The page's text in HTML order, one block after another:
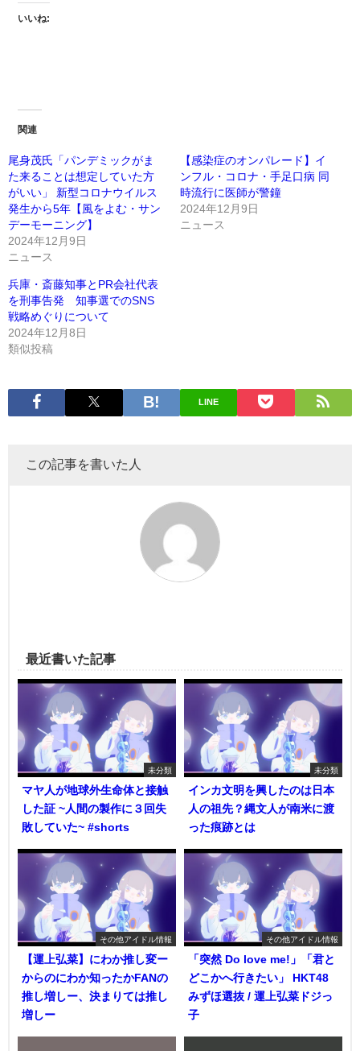
いいね:
関連
尾身茂氏「パンデミックがま
た来ることは想定していた方
がいい」 新型コロナウイルス
発生から5年【風をよむ・サン
デーモーニング】
2024年12月9日
ニュース
【感染症のオンパレード】イ
ンフル・コロナ・手足口病 同
時流行に医師が警鐘
2024年12月9日
ニュース
兵庫・斎藤知事とPR会社代表
を刑事告発 知事選でのSNS
戦略めぐりについて
2024年12月8日
類似投稿
LINE
この記事を書いた人
最近書いた記事
未分類
マヤ人が地球外生命体と接触
した証 ~人間の製作に３回失
敗していた~ #shorts
未分類
インカ文明を興したのは日本
人の祖先？縄文人が南米に渡
った痕跡とは
その他アイドル情報
【運上弘菜】にわか推し変ー
からのにわか知ったかFANの
推し増しー、決まりては推し
増しー
その他アイドル情報
「突然 Do love me!」「君と
どこかへ行きたい」 HKT48
みずほ選抜 / 運上弘菜ドジっ
子